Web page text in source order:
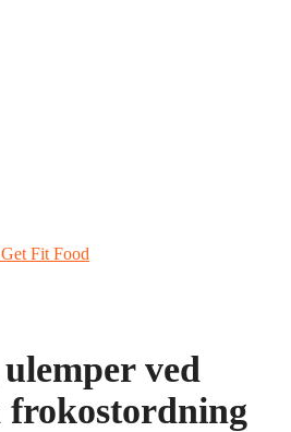
Fit Food
ved
frokostordning